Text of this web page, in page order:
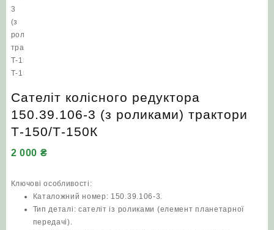
Сателіт колісного редуктора
150.39.106-3 (з роликами) трактори
Т-150/Т-150К
2 000 ₴
Ключові особливості:
Каталожний номер: 150.39.106-3.
Тип деталі: сателіт із роликами (елемент планетарної
передачі).